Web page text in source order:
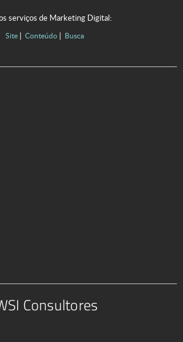
serviços de Marketing Digital:
Site Conteúdo Busca
Consultores